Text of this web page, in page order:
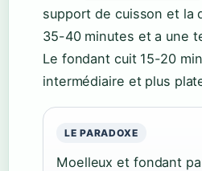
support de cuisson et la
35-40 minutes et a une
Le fondant cuit 15-20
intermédiaire et plus
LE PARADOXE
Moelleux et fondant